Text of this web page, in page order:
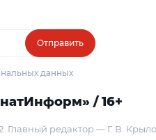
Отправить
данных
/ 16+
Главный редактор — Г. В.